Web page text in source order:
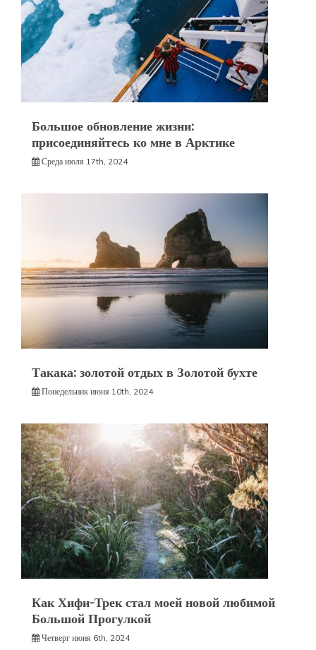
Большое обновление жизни:
присоединяйтесь ко мне в Арктике
Среда июля 17th, 2024
Такака: золотой отдых в Золотой бухте
Понедельник июня 10th, 2024
Как Хифи-Трек стал моей новой любимой
Большой Прогулкой
Четверг июня 6th, 2024